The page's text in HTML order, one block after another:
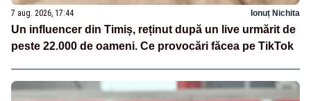
7 aug. 2026, 17:44 Ionuț Nichita
Un influencer din Timiș, reținut după un live urmărit de
peste 22.000 de oameni. Ce provocări făcea pe TikTok